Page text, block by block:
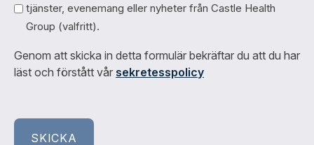
tjänster, evenemang eller nyheter från Castle Health
Group (valfritt).
Genom att skicka in detta formulär bekräftar du att du har
läst och förstått vår sekretesspolicy